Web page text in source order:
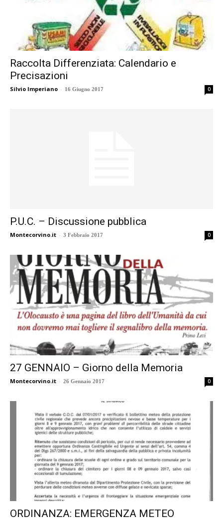
Raccolta Differenziata: Calendario e
Precisazioni
Silvio Imperiano - 16 Giugno 2017 0
P.U.C. – Discussione pubblica
Montecorvino.it - 3 Febbraio 2017 0
27 GENNAIO – Giorno della Memoria
Montecorvino.it - 26 Gennaio 2017 0
ORDINANZA: EMERGENZA METEO